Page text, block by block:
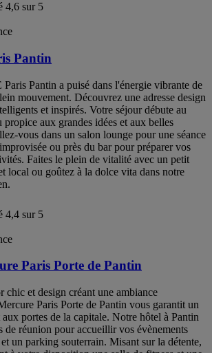
4,6 sur 5
Pantin
Pantin a puisé dans l'énergie vibrante de
mouvement. Découvrez une adresse design
et inspirés. Votre séjour débute au
aux grandes idées et aux belles
vous dans un salon lounge pour une séance
ou près du bar pour préparer vos
Faites le plein de vitalité avec un petit
local ou goûtez à la dolce vita dans notre
4,4 sur 5
Paris Porte de Pantin
chic et design créant une ambiance
Paris Porte de Pantin vous garantit un
portes de la capitale. Notre hôtel à Pantin
de réunion pour accueillir vos évènements
un parking souterrain. Misant sur la détente,